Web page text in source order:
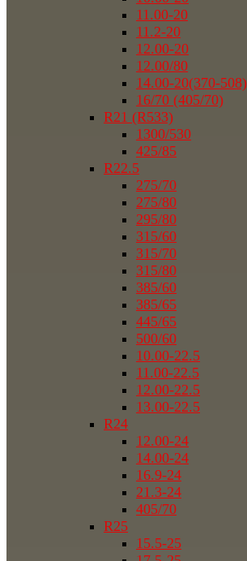
11.00-20
11.2-20
12.00-20
12.00/80
14.00-20(370-508)
16/70 (405/70)
R21 (R533)
1300/530
425/85
R22.5
275/70
275/80
295/80
315/60
315/70
315/80
385/60
385/65
445/65
500/60
10.00-22.5
11.00-22.5
12.00-22.5
13.00-22.5
R24
12.00-24
14.00-24
16.9-24
21.3-24
405/70
R25
15.5-25